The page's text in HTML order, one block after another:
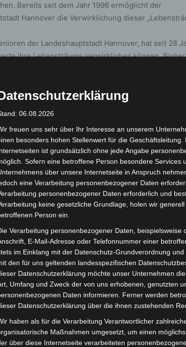
Bereits seit dem Jahr 1996 ermöglicht der
Hannover die Verwirklichung dieser
der Landeshauptstadt Hannover, hat seit 28
ihre Lebensträume verwirklichen können. Bisher
darunter auch ein Segelflug, wie auch Wünsche
steuern, einmal Maskenbildnerin im Opernhaus
guten Tänzer Walzer tanzen. Diese und viele
in den letzten 28 Jahren realisiert.
zu sein. Auch dieser Wunsch konnte am
Wasserwelt Langenhagen realisiert werden.
und Betriebswirt, hat sich nun ein lang gehegter
durch ein Losverfahren unter mehreren
in der Wasserwelt Langenhagen sein.
mittlerweile offiziell als Fachangestellter für
Keller durch Schwimmmeister Michael Plutta eine
Aufgabengebiet in der Wasserwelt. Von den
für Aquajogging, Schwimmunterricht, bis hin zur
in die unterirdischen technischen Anlagen,
stellen.
06.08.2026
freuen uns sehr über Ihr Interesse an unserem
besonders hohen Stellenwert für die Geschäftsleitung.
ist grundsätzlich ohne jede Angabe
Sofern eine betroffene Person besondere Services
über unsere Internetseite in Anspruch
eine Verarbeitung personenbezogener Daten
personenbezogener Daten erforderlich und
keine gesetzliche Grundlage, holen wir
Person ein.
Verarbeitung personenbezogener Daten, beispielsweise
E-Mail-Adresse oder Telefonnummer einer
im Einklang mit der Datenschutz-Grundverordnung
den für uns geltenden landesspezifischen
Datenschutzerklärung möchte unser Unternehmen
Umfang und Zweck der von uns erhobenen, genutzten
Daten informieren. Ferner werden
Datenschutzerklärung über die ihnen zustehenden
haben als für die Verarbeitung Verantwortlicher
Maßnahmen umgesetzt, um einen
über diese Internetseite verarbeiteten